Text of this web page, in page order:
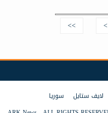
>
>>
لايف ستايل
سوريا